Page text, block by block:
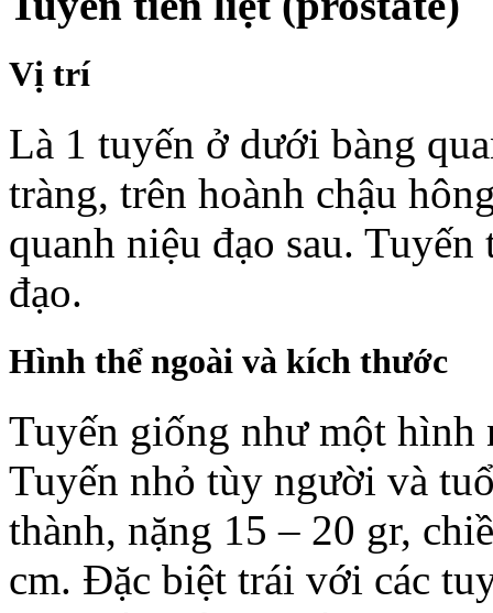
Vị trí
Là 1 tuyến ở dưới bàng
tràng, trên hoành chậu
quanh niệu đạo sau.
đạo.
Hình thể ngoài và kích thước
Tuyến giống như một hình
Tuyến nhỏ tùy người và
thành, nặng 15 – 20 gr,
cm. Đặc biệt trái với các